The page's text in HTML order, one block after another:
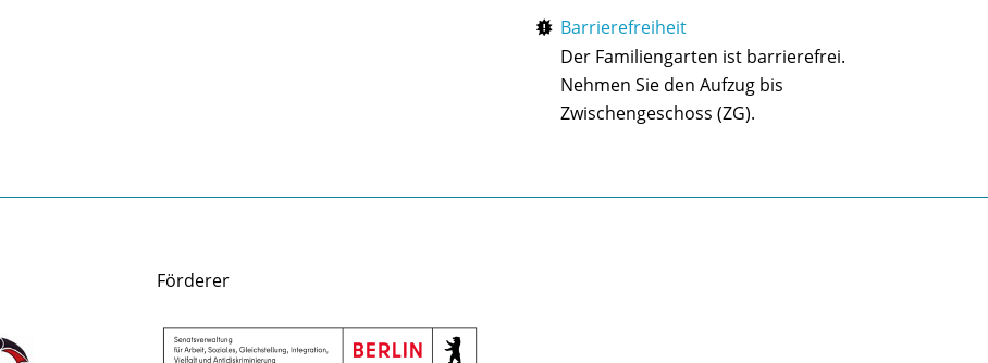
Barrierefreiheit
Der Familiengarten ist barrierefrei.
Nehmen Sie den Aufzug bis
Zwischengeschoss (ZG).
Förderer